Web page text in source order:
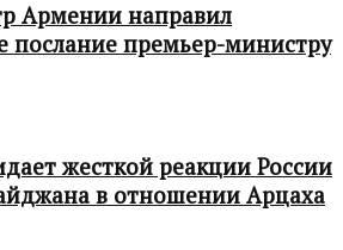
Армении направил
послание премьер-министру
жесткой реакции России
в отношении Арцаха